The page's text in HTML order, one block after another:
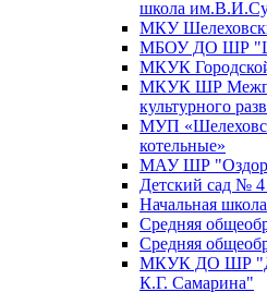
школа
МКУ
МБОУ ДО ШР
МКУК
МКУК ШР
культурного
МУП
котельные»
МАУ ШР
Детский сад №
Начальная
Средняя
Средняя
МКУК ДО ШР
К.Г. Самарина"